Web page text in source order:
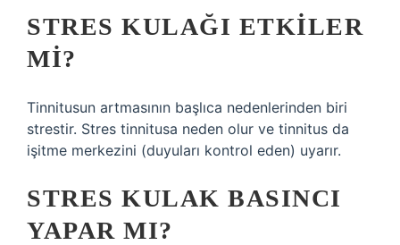
STRES KULAĞI ETKILER
MI?
Tinnitusun artmasının başlıca nedenlerinden biri
strestir. Stres tinnitusa neden olur ve tinnitus da
işitme merkezini (duyuları kontrol eden) uyarır.
STRES KULAK BASINCI
YAPAR MI?